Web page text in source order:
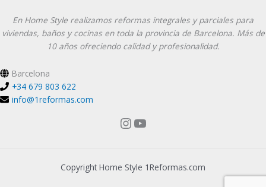
En Home Style realizamos reformas integrales y parciales para
viviendas, baños y cocinas en toda la provincia de Barcelona. Más de
10 años ofreciendo calidad y profesionalidad.
Barcelona
+34 679 803 622
info@1reformas.com
Instagram
YouTube
Copyright Home Style 1Reformas.com